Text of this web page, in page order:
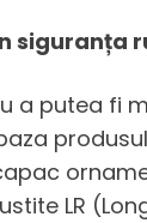
siguranța
a putea fi
LR